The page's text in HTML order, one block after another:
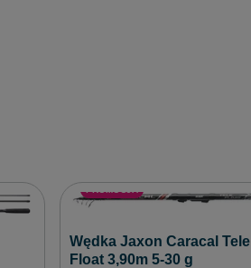
Wędka Jaxon Caracal Tele
Float 3,90m 5-30 g